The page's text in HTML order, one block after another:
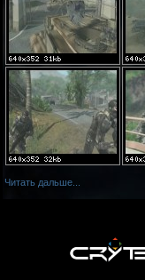
Читать дальше...